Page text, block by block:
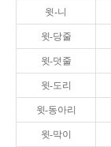
윗-니
윗-당줄
윗-덧줄
윗-도리
윗-동아리
윗-막이